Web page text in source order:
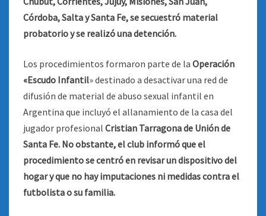
Córdoba, Salta y Santa Fe, se secuestró material
probatorio y se realizó una detención.
Los procedimientos formaron parte de la Operación
«Escudo Infantil» destinado a desactivar una red de
difusión de material de abuso sexual infantil en
Argentina que incluyó el allanamiento de la casa del
jugador profesional Cristian Tarragona de Unión de
Santa Fe. No obstante, el club informó que el
procedimiento se centró en revisar un dispositivo del
hogar y que no hay imputaciones ni medidas contra el
futbolista o su familia.